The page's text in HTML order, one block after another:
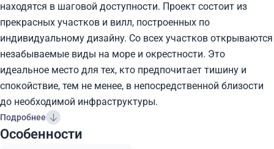
находятся в шаговой доступности. Проект состоит из
прекрасных участков и вилл, построенных по
индивидуальному дизайну. Со всех участков открываются
незабываемые виды на море и окрестности. Это
идеальное место для тех, кто предпочитает тишину и
спокойствие, тем не менее, в непосредственной близости
до необходимой инфраструктуры.
Подробнее
Особенности